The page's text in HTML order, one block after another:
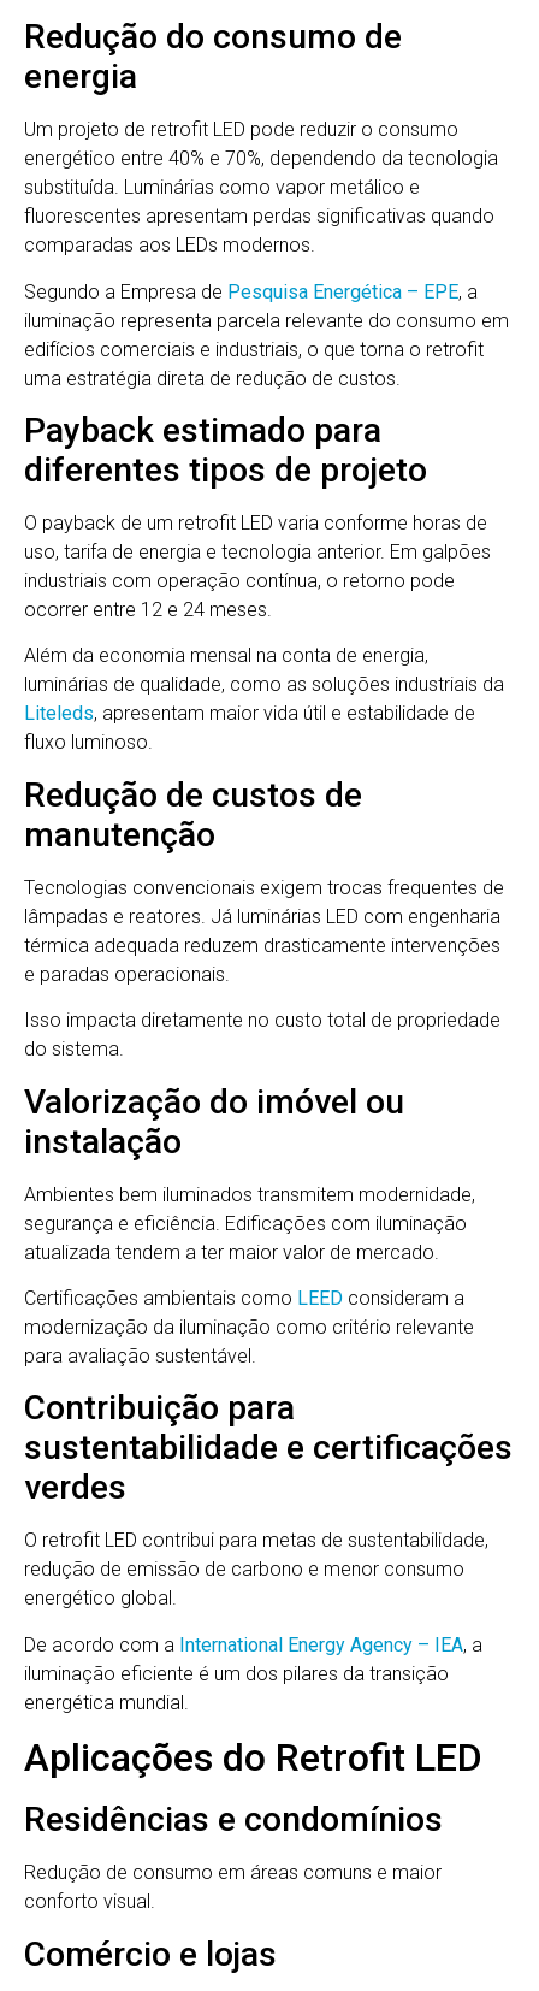
Redução do consumo de
energia
Um projeto de retrofit LED pode reduzir o consumo
energético entre 40% e 70%, dependendo da tecnologia
substituída. Luminárias como vapor metálico e
fluorescentes apresentam perdas significativas quando
comparadas aos LEDs modernos.
Segundo a Empresa de Pesquisa Energética – EPE, a
iluminação representa parcela relevante do consumo em
edifícios comerciais e industriais, o que torna o retrofit
uma estratégia direta de redução de custos.
Payback estimado para
diferentes tipos de projeto
O payback de um retrofit LED varia conforme horas de
uso, tarifa de energia e tecnologia anterior. Em galpões
industriais com operação contínua, o retorno pode
ocorrer entre 12 e 24 meses.
Além da economia mensal na conta de energia,
luminárias de qualidade, como as soluções industriais da
Liteleds, apresentam maior vida útil e estabilidade de
fluxo luminoso.
Redução de custos de
manutenção
Tecnologias convencionais exigem trocas frequentes de
lâmpadas e reatores. Já luminárias LED com engenharia
térmica adequada reduzem drasticamente intervenções
e paradas operacionais.
Isso impacta diretamente no custo total de propriedade
do sistema.
Valorização do imóvel ou
instalação
Ambientes bem iluminados transmitem modernidade,
segurança e eficiência. Edificações com iluminação
atualizada tendem a ter maior valor de mercado.
Certificações ambientais como LEED consideram a
modernização da iluminação como critério relevante
para avaliação sustentável.
Contribuição para
sustentabilidade e certificações
verdes
O retrofit LED contribui para metas de sustentabilidade,
redução de emissão de carbono e menor consumo
energético global.
De acordo com a International Energy Agency – IEA, a
iluminação eficiente é um dos pilares da transição
energética mundial.
Aplicações do Retrofit LED
Residências e condomínios
Redução de consumo em áreas comuns e maior
conforto visual.
Comércio e lojas